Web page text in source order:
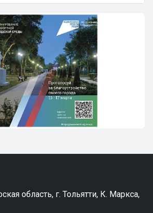
область, г. Тольятти, К. Маркса,